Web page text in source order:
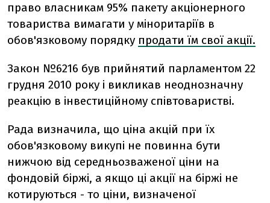
право власникам 95% пакету акціонерного
товариства вимагати у міноритаріїв в
обов'язковому порядку продати їм свої акції.
Закон №6216 був прийнятий парламентом 22
грудня 2010 року і викликав неоднозначну
реакцію в інвестиційному співтоваристві.
Рада визначила, що ціна акцій при їх
обов'язковому викупі не повинна бути
нижчою від середньозваженої ціни на
фондовій біржі, а якщо ці акції на біржі не
котируються - то ціни, визначеної